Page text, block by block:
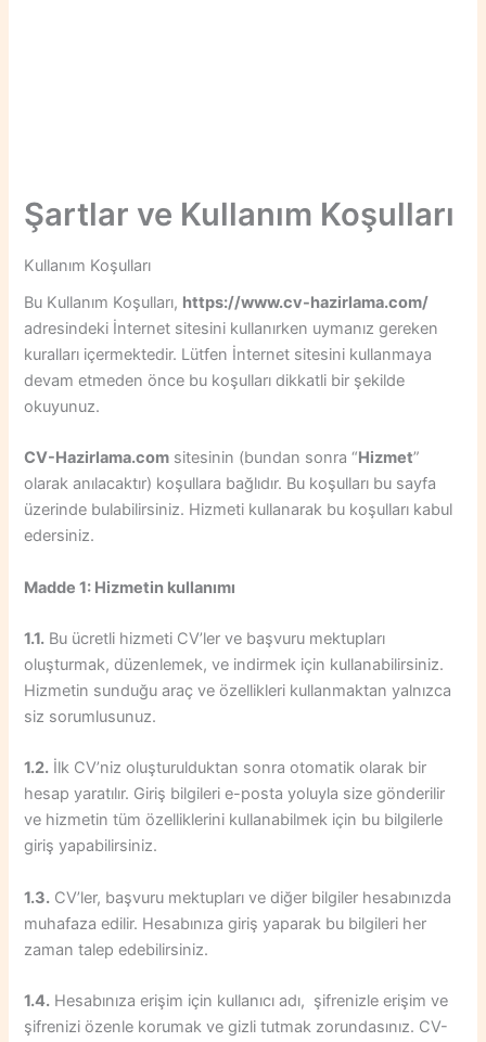
Şartlar ve Kullanım Koşulları
Kullanım Koşulları
Bu Kullanım Koşulları, https://www.cv-hazirlama.com/
adresindeki İnternet sitesini kullanırken uymanız gereken
kuralları içermektedir. Lütfen İnternet sitesini kullanmaya
devam etmeden önce bu koşulları dikkatli bir şekilde
okuyunuz.
CV-Hazirlama.com sitesinin (bundan sonra “Hizmet”
olarak anılacaktır) koşullara bağlıdır. Bu koşulları bu sayfa
üzerinde bulabilirsiniz. Hizmeti kullanarak bu koşulları kabul
edersiniz.
Madde 1: Hizmetin kullanımı
1.1. Bu ücretli hizmeti CV’ler ve başvuru mektupları
oluşturmak, düzenlemek, ve indirmek için kullanabilirsiniz.
Hizmetin sunduğu araç ve özellikleri kullanmaktan yalnızca
siz sorumlusunuz.
1.2. İlk CV’niz oluşturulduktan sonra otomatik olarak bir
hesap yaratılır. Giriş bilgileri e-posta yoluyla size gönderilir
ve hizmetin tüm özelliklerini kullanabilmek için bu bilgilerle
giriş yapabilirsiniz.
1.3. CV’ler, başvuru mektupları ve diğer bilgiler hesabınızda
muhafaza edilir. Hesabınıza giriş yaparak bu bilgileri her
zaman talep edebilirsiniz.
1.4. Hesabınıza erişim için kullanıcı adı, şifrenizle erişim ve
şifrenizi özenle korumak ve gizli tutmak zorundasınız. CV-